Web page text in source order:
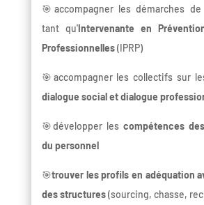
🎯accompagner les démarches
tant qu'Intervenante en
Professionnelles(IPRP)
🎯accompagner les collectifs sur
dialogue social et dialogue
🎯développer les compétences
du personnel
🎯trouver les profils en adéquation
des structures(sourcing, chasse,